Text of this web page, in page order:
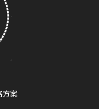
方案